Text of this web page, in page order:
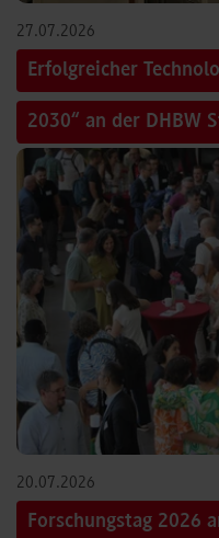
27.07.2026
Erfolgreicher
2030“ an der DHBW
20.07.2026
Forschungstag 2026